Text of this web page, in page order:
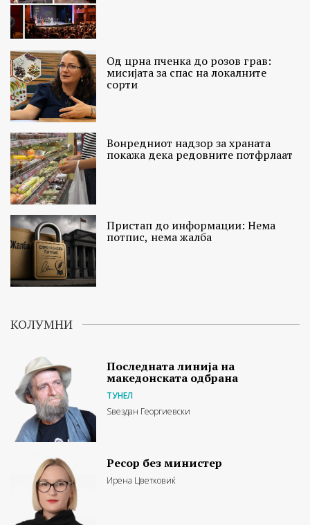
Од црна пченка до розов грав:
мисијата за спас на локалните
сорти
Вонредниот надзор за храната
покажа дека редовните потфрлаат
Пристап до информации: Нема
потпис, нема жалба
КОЛУМНИ
Последната линија на
македонската одбрана
ТУНЕЛ
Ѕвездан Георгиевски
Ресор без министер
Ирена Цветковиќ